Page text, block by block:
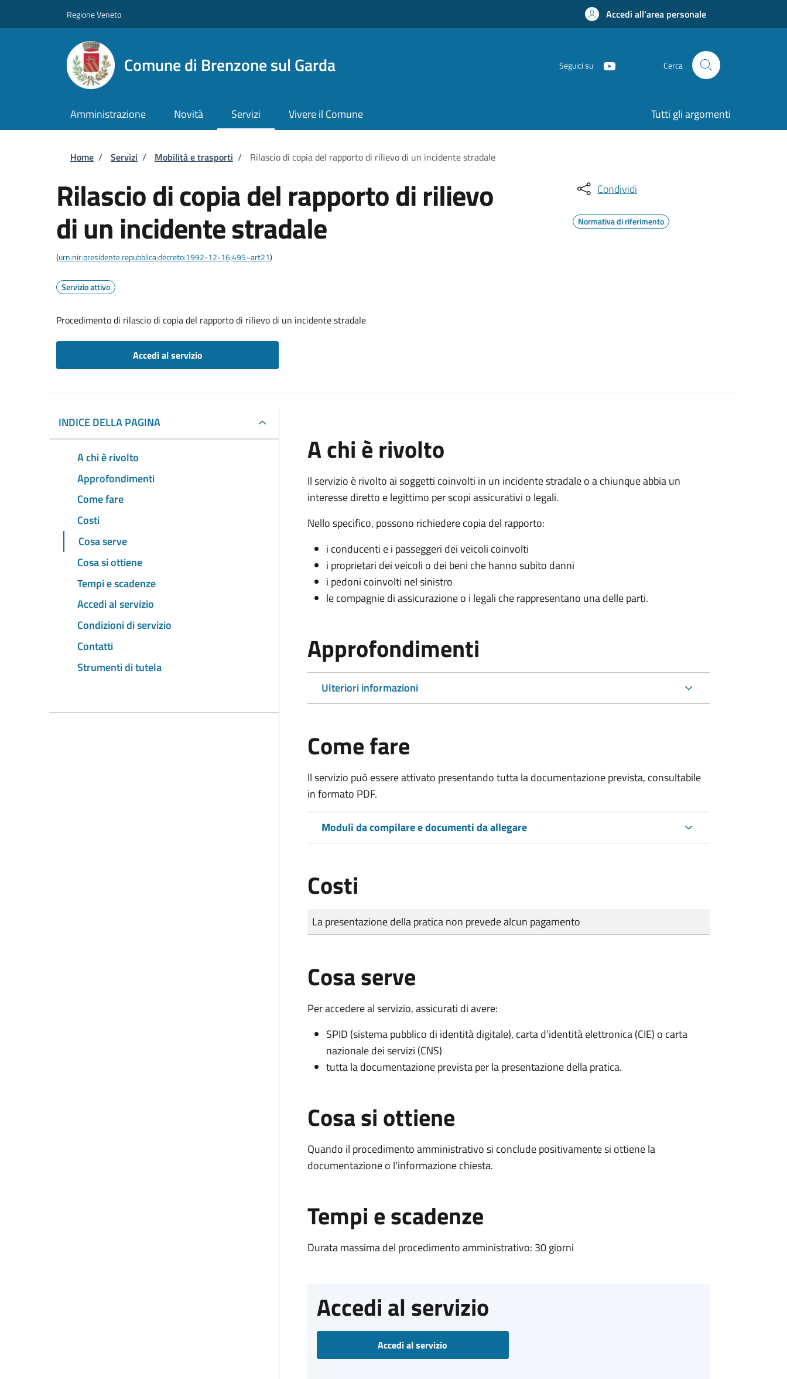
Regione Veneto Accedi all'area personale
Comune di Brenzone sul Garda Seguici su Cerca
Amministrazione Novità Servizi Vivere il Comune Tutti gli argomenti
Briciole di pane
Home / Servizi / Mobilità e trasporti / Rilascio di copia del rapporto di rilievo di un incidente stradale
Rilascio di copia del rapporto di rilievo
di un incidente stradale
(urn:nir:presidente.repubblica:decreto:1992-12-16;495~art21)
Servizio attivo
Procedimento di rilascio di copia del rapporto di rilievo di un incidente stradale
Accedi al servizio
Condividi
Normativa di riferimento
INDICE DELLA PAGINA
A chi è rivolto
Approfondimenti
Come fare
Costi
Cosa serve
Cosa si ottiene
Tempi e scadenze
Accedi al servizio
Condizioni di servizio
Contatti
Strumenti di tutela
A chi è rivolto
Il servizio è rivolto ai soggetti coinvolti in un incidente stradale o a chiunque abbia un
interesse diretto e legittimo per scopi assicurativi o legali.
Nello specifico, possono richiedere copia del rapporto:
i conducenti e i passeggeri dei veicoli coinvolti
i proprietari dei veicoli o dei beni che hanno subito danni
i pedoni coinvolti nel sinistro
le compagnie di assicurazione o i legali che rappresentano una delle parti.
Approfondimenti
Ulteriori informazioni
Come fare
Il servizio può essere attivato presentando tutta la documentazione prevista, consultabile
in formato PDF.
Moduli da compilare e documenti da allegare
Costi
Tipo di pagamento
Importo
La presentazione della pratica non prevede alcun pagamento
Cosa serve
Per accedere al servizio, assicurati di avere:
SPID (sistema pubblico di identità digitale), carta d’identità elettronica (CIE) o carta
nazionale dei servizi (CNS)
tutta la documentazione prevista per la presentazione della pratica.
Cosa si ottiene
Quando il procedimento amministrativo si conclude positivamente si ottiene la
documentazione o l'informazione chiesta.
Tempi e scadenze
Durata massima del procedimento amministrativo: 30 giorni
Accedi al servizio
Accedi al servizio